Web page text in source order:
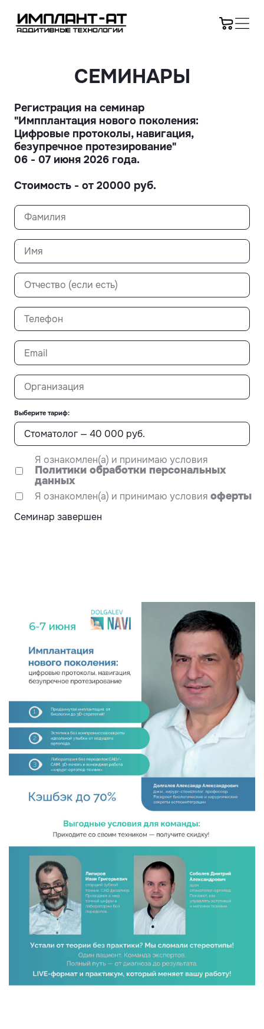
СЕМИНАРЫ
Регистрация на семинар
"Импплантация нового поколения:
Цифровые протоколы, навигация,
безупречное протезирование"
06 - 07 июня 2026 года.
Стоимость - от 20000 руб.
Выберите тариф:
Я ознакомлен(а) и принимаю условия
Политики обработки персональных
данных
Я ознакомлен(а) и принимаю условия оферты
Семинар завершен